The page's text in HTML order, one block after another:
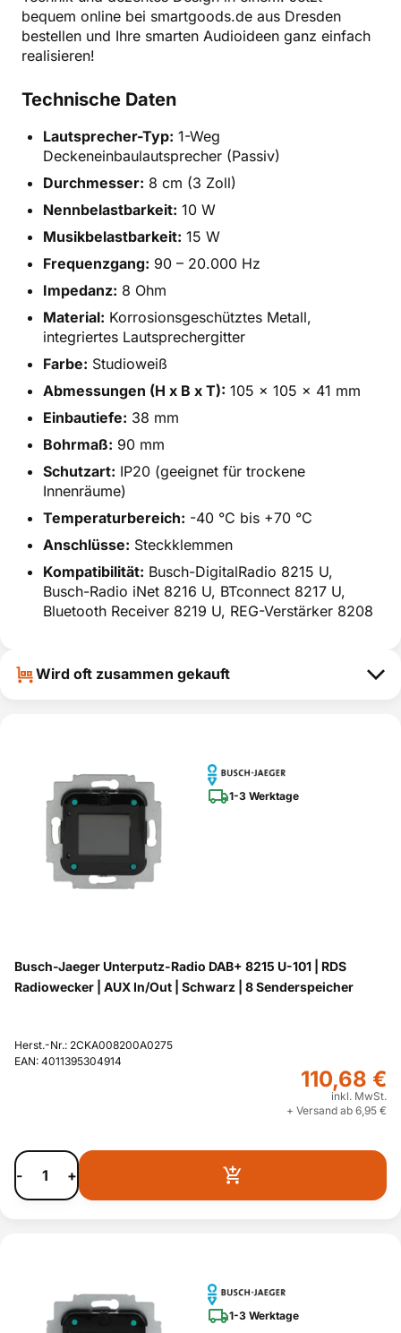
bequem online bei smartgoods.de aus Dresden
bestellen und Ihre smarten Audioideen ganz einfach
realisieren!
Technische Daten
Lautsprecher-Typ: 1-Weg
Deckeneinbaulautsprecher (Passiv)
Durchmesser: 8 cm (3 Zoll)
Nennbelastbarkeit: 10 W
Musikbelastbarkeit: 15 W
Frequenzgang: 90 – 20.000 Hz
Impedanz: 8 Ohm
Material: Korrosionsgeschütztes Metall,
integriertes Lautsprechergitter
Farbe: Studioweiß
Abmessungen (H x B x T): 105 x 105 x 41 mm
Einbautiefe: 38 mm
Bohrmaß: 90 mm
Schutzart: IP20 (geeignet für trockene
Innenräume)
Temperaturbereich: -40 °C bis +70 °C
Anschlüsse: Steckklemmen
Kompatibilität: Busch-DigitalRadio 8215 U,
Busch-Radio iNet 8216 U, BTconnect 8217 U,
Bluetooth Receiver 8219 U, REG-Verstärker 8208
Wird oft zusammen gekauft
1-3 Werktage
Busch-Jaeger Unterputz-Radio DAB+ 8215 U-101 | RDS
Radiowecker | AUX In/Out | Schwarz | 8 Senderspeicher
Herst.-Nr.: 2CKA008200A0275
EAN: 4011395304914
110,68 €
inkl. MwSt.
+ Versand ab 6,95 €
- +
1-3 Werktage